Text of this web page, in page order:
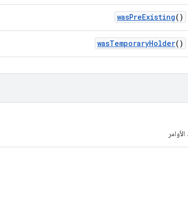
wasPreExisting()
wasTemporaryHolder()